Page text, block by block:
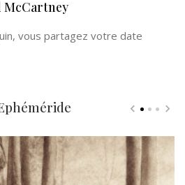
McCartney
vous partagez votre date